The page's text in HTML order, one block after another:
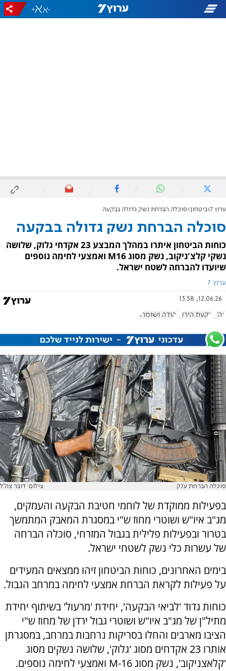
-
+
ערוץ 7 ביטחון סוכלה הברחת נשק גדולה בבקעה
סוכלה הברחת נשק גדולה בבקעה
כוחות הביטחון איתרו במהלך המבצע 23 אקדחי גלוק, שלושה
נשקי קלצ'ניקוב, נשק מסוג M16 ואמצעי לחימה נוספים
שיועדו להברחה לשטח ישראל.
ערוץ 7
12.06.26, 13:58
צה"ל בקעת הירדן יהודה ושומרון
סוכלה הברחת ענק צילום: דובר צה"ל
בפעילות ממוקדת של לוחמי חטיבת הבקעה והעמקים,
מג"ב איו"ש ושוטרי מחוז ש"י במסגרת המאבק המתמשך
בטרור ובפעילות פלילית בגבול המזרחי, סוכלה הברחה
של עשרות כלי נשק לשטחי ישראל.
בימים האחרונים, כוחות הביטחון זיהו ממצאים המעידים
על פעילות לקראת הברחת אמצעי לחימה במרחב הגבול.
כוחות גדוד 'לביאי הבקעה', יחידת 'מרעול' בשיתוף יחידת
מתיל"ן של מג"ב איו"ש ושוטרי גבול ירדן של מחוז ש"י
הציבו מארבים והחלו בסריקות נרחבות במרחב, במסגרתן
אותרו 23 אקדחים מסוג 'גלוק', שלושה נשקים מסוג
'קלאצניקוב', נשק מסוג M-16 ואמצעי לחימה נוספים.